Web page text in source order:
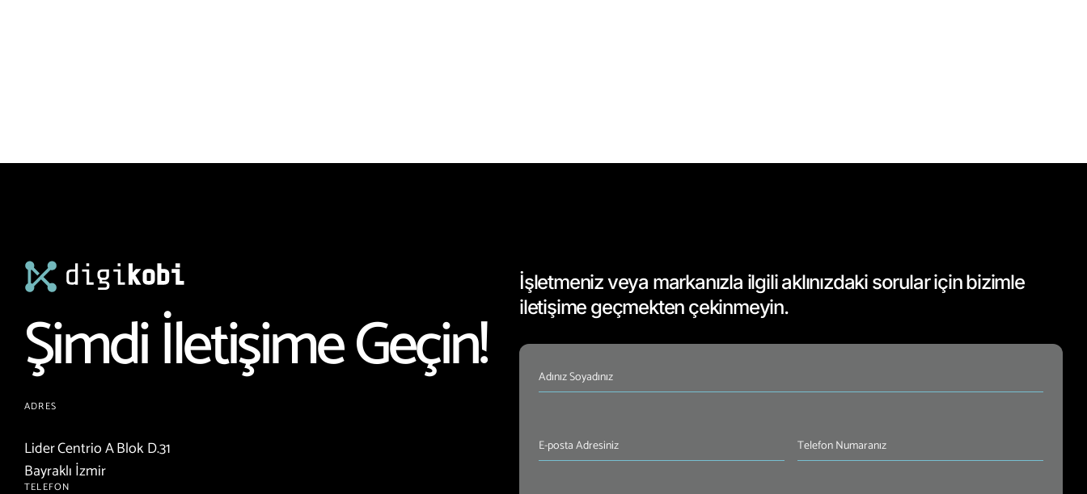
Şimdi İletişime Geçin!
ADRES
Lider Centrio A Blok D.31
Bayraklı İzmir
TELEFON
İşletmeniz veya markanızla ilgili aklınızdaki sorular için bizimle
iletişime geçmekten çekinmeyin.
İsim (Required)
E-
posta
Adresiniz(Required)
Telefon
Numaranız(Required)